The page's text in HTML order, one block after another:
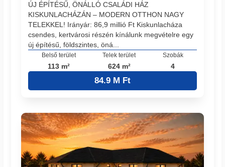
ÚJ ÉPÍTÉSŰ, ÖNÁLLÓ CSALÁDI HÁZ
KISKUNLACHÁZÁN – MODERN OTTHON NAGY
TELEKKEL! Irányár: 86,9 millió Ft Kiskunlacháza
csendes, kertvárosi részén kínálunk megvételre egy
új építésű, földszintes, öná...
Belső terület
113 m²
Telek terület
624 m²
Szobák
4
84.9 M Ft